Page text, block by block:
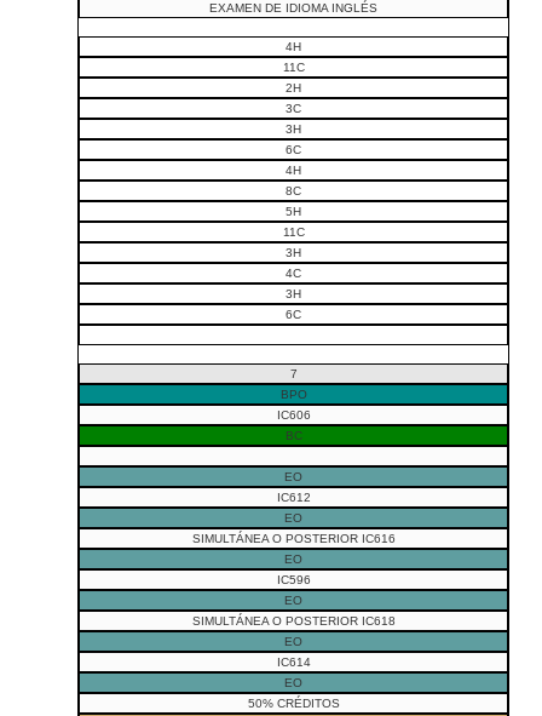
EXAMEN DE IDIOMA INGLÉS
4H
11C
2H
3C
3H
6C
4H
8C
5H
11C
3H
4C
3H
6C
7
BPO
IC606
BC
EO
IC612
EO
SIMULTÁNEA O POSTERIOR IC616
EO
IC596
EO
SIMULTÁNEA O POSTERIOR IC618
EO
IC614
EO
50% CRÉDITOS